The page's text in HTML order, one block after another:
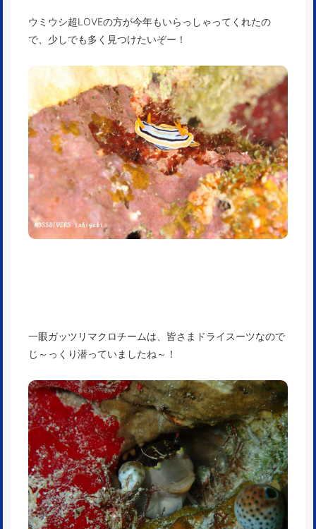
ウミウシ超LOVEの方が今年もいらっしゃってくれたの
で、少しでも多く見つけたいぞー！
一眼ガッツリマクロチームは、皆さまドライスーツなので
じ～っくり潜っていましたね～！